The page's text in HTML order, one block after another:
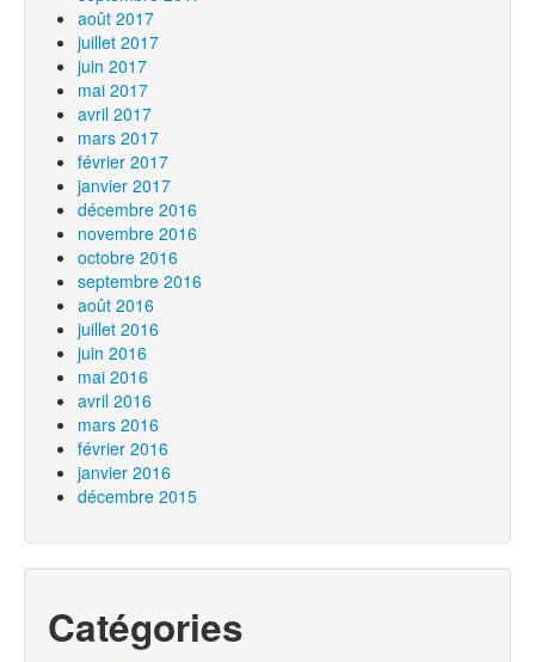
août 2017
juillet 2017
juin 2017
mai 2017
avril 2017
mars 2017
février 2017
janvier 2017
décembre 2016
novembre 2016
octobre 2016
septembre 2016
août 2016
juillet 2016
juin 2016
mai 2016
avril 2016
mars 2016
février 2016
janvier 2016
décembre 2015
Catégories